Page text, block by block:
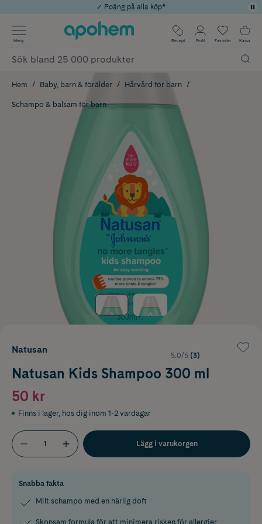
Årets Butik 2025 inom Skönhet
Använd kod: SOMMAR20 för 20% över 649kr
✓ Rådgivning från farmaceuter & hudterapeuter
✓ Poäng på alla köp*
Meny Recept Profil Favoriter Kassa
Hem Baby, barn & förälder Hårvård för barn
Schampo & balsam för barn
Natusan
5.0/5 (3)
Natusan Kids Shampoo 300 ml
50 kr
Finns i lager, hos dig inom 1-2 vardagar
Lägg i varukorgen
Snabba fakta
Milt schampo med en härlig doft
Skonsam formula för att minimera risken för allergier